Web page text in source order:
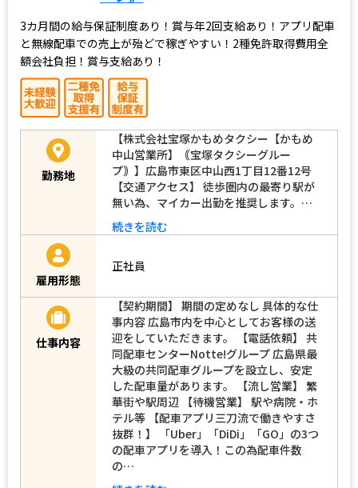
3カ月間の給与保証制度あり！賞与年2回支給あり！アプリ配車
と無線配車での売上が殆どで稼ぎやすい！2種免許取得費用全
額会社負担！賞与支給あり！
勤務地
【株式会社宝塚かもめタクシー【かもめ
中山営業所】｟宝塚タクシーグルー
プ｠】広島市東区中山西1丁目12番12号
【交通アクセス】 徒歩圏内の最寄り駅が
無い為、マイカー出勤を推奨します。…
続きを読む
雇用形態
正社員
仕事内容
【契約期間】 期間の定めなし 具体的な仕
事内容 広島市内を中心としてお客様の送
迎をしていただきます。 【電話依頼】 共
同配車センターNotte!グループ 広島県最
大級の共同配車グループを設立し、安定
した配車量があります。 【流し営業】 繁
華街や駅周辺 【待機営業】 駅や病院・ホ
テル等 【配車アプリ三刀流で働きやすさ
抜群！】 「Uber」「DiDi」「GO」の3つ
の配車アプリを導入！この為配車件数
の…